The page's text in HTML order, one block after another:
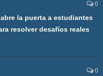
0
la puerta a estudiantes
resolver desafíos reales
0